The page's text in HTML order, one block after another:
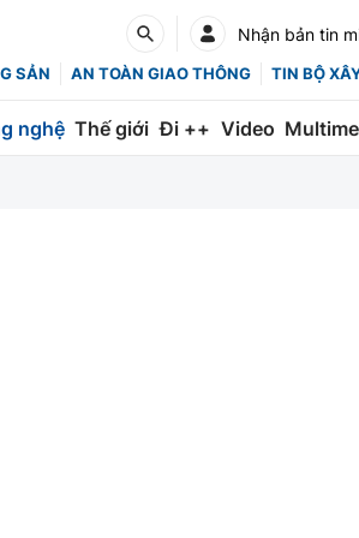
Nhận bản tin
SẢN AN TOÀN GIAO THÔNG TIN BỘ
nghệ Thế giới Đi ++ Video